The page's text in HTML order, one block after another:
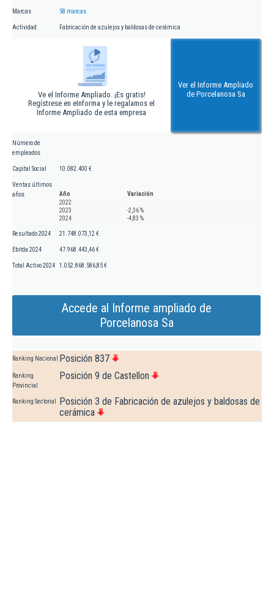
Marcas 58 marcas
Actividad Fabricación de azulejos y baldosas de cerámica
Ve el Informe Ampliado. ¡Es gratis!
Regístrese en eInforma y le regalamos el
Informe Ampliado de esta empresa
Ver el Informe Ampliado
de Porcelanosa Sa
Número de
empleados
Capital Social 10.082.400 €
Ventas últimos
años
Año
Variación
2022
2023
-2,36 %
2024
-4,83 %
Resultado 2024 21.748.073,12 €
Ebitda 2024 47.968.443,46 €
Total Activo 2024 1.052.868.586,85 €
Accede al Informe ampliado de
Porcelanosa Sa
Ranking Nacional Posición 837
Ranking
Provincial
Posición 9 de Castellon
Ranking Sectorial
Posición 3 de Fabricación de azulejos y baldosas de
cerámica